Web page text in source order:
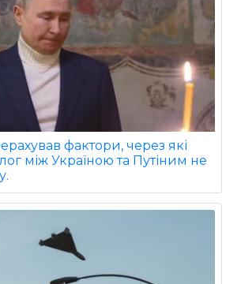
фактори, через які
між Україною та Путіним не